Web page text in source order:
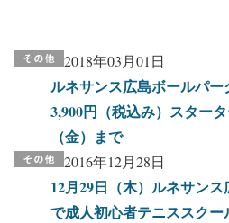
2018年03月01日
ルネサンス広島ボールパ
3,900円（税込み）スター
（金）まで
2016年12月28日
12月29日（木）ルネサン
で成人初心者テニススクー